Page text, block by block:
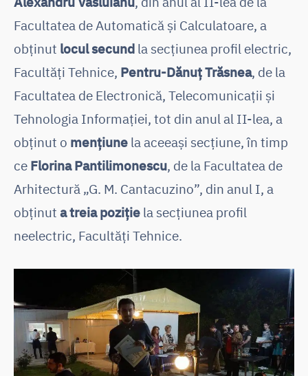
Facultatea de Automatică și Calculatoare, a
obținut locul secund la secțiunea profil electric,
Facultăți Tehnice, Pentru-Dănuț Trăsnea, de la
Facultatea de Electronică, Telecomunicații și
Tehnologia Informației, tot din anul al II-lea, a
obținut o mențiune la aceeași secțiune, în timp
ce Florina Pantilimonescu, de la Facultatea de
Arhitectură „G. M. Cantacuzino”, din anul I, a
obținut a treia poziție la secțiunea profil
neelectric, Facultăți Tehnice.